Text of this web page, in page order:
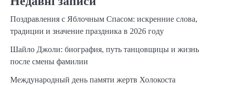
Поздравления с Яблочным Спасом: искренние слова,
традиции и значение праздника в 2026 году
Шайло Джоли: биография, путь танцовщицы и жизнь
после смены фамилии
Международный день памяти жертв Холокоста